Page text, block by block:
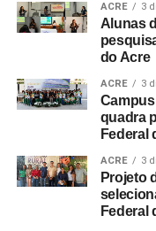
ACRE 3
Alunas
do Acre
ACRE 3
quadra
Federal
ACRE 3
Projeto
Federal